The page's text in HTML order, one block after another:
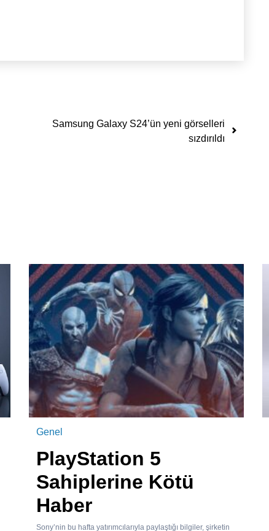
Samsung Galaxy S24’ün yeni görselleri
sızdırıldı
Genel
PlayStation 5
Sahiplerine Kötü
Haber
Sony’nin bu hafta yatırımcılarıyla paylaştığı bilgiler, şirketin